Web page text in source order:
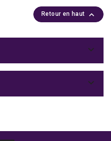
Retour en haut 

